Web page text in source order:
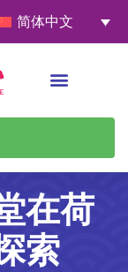
简体中文
在荷
索